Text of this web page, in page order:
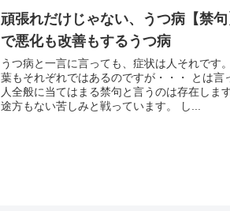
頑張れだけじゃない、うつ病【禁
で悪化も改善もするうつ病
うつ病と一言に言っても、症状は人それです
葉もそれぞれではあるのですが・・・ とは言
人全般に当てはまる禁句と言うのは存在しま
途方もない苦しみと戦っています。 し...